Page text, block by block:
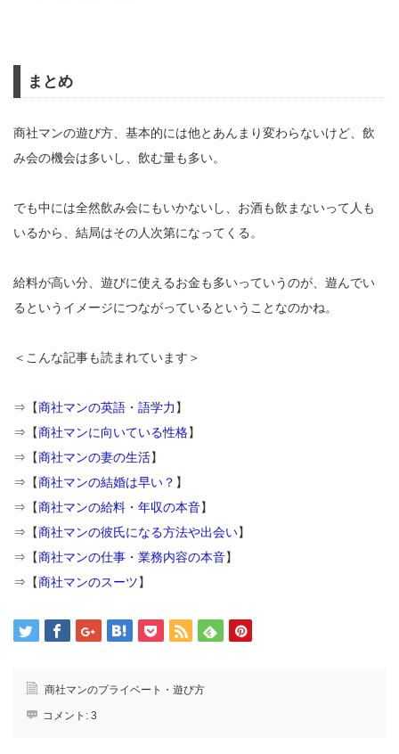
まとめ
商社マンの遊び方、基本的には他とあんまり変わらないけど、飲
み会の機会は多いし、飲む量も多い。
でも中には全然飲み会にもいかないし、お酒も飲まないって人も
いるから、結局はその人次第になってくる。
給料が高い分、遊びに使えるお金も多いっていうのが、遊んでい
るというイメージにつながっているということなのかね。
＜こんな記事も読まれています＞
⇒【商社マンの英語・語学力 】
⇒【商社マンに向いている性格】
⇒【商社マンの妻の生活】
⇒【商社マンの結婚は早い？ 】
⇒【商社マンの給料・年収の本音】
⇒【商社マンの彼氏になる方法や出会い】
⇒【商社マンの仕事・業務内容の本音】
⇒【商社マンのスーツ】
商社マンのプライベート・遊び方
コメント: 3